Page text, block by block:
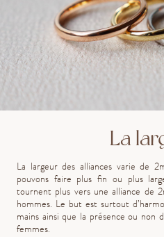
La
La largeur des alliances varie de
pouvons faire plus fin ou plus
tournent plus vers une alliance de
hommes. Le but est surtout
mains ainsi que la présence ou non
femmes.